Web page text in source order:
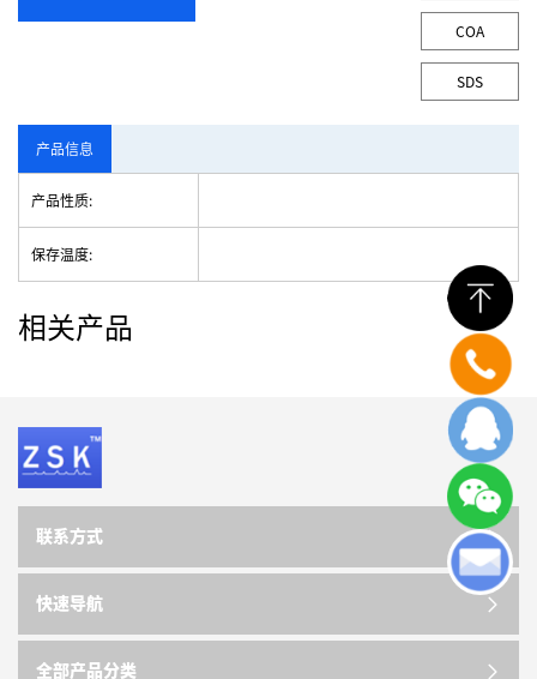
COA
SDS
产品信息
产品性质:
保存温度:
相关产品
联系方式
快速导航
全部产品分类